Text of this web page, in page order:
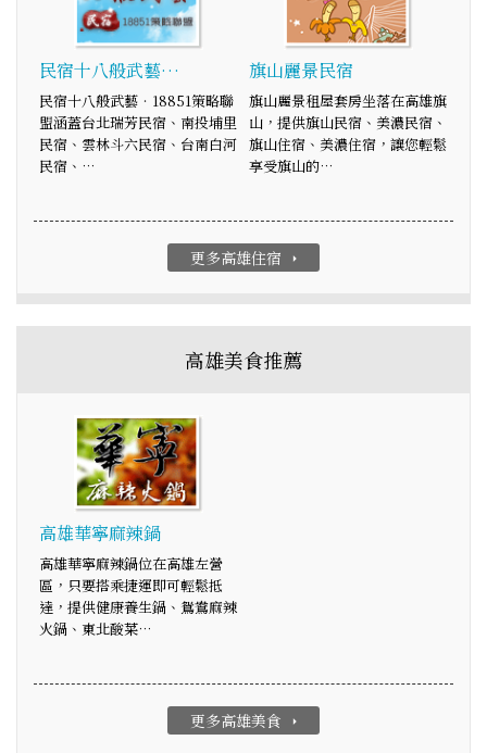
民宿十八般武藝…
民宿十八般武藝‧18851策略聯
盟涵蓋台北瑞芳民宿、南投埔里
民宿、雲林斗六民宿、台南白河
民宿、…
旗山麗景民宿
旗山麗景租屋套房坐落在高雄旗
山，提供旗山民宿、美濃民宿、
旗山住宿、美濃住宿，讓您輕鬆
享受旗山的…
更多高雄住宿 arrow_right
高雄美食推薦
高雄華寧麻辣鍋
高雄華寧麻辣鍋位在高雄左營
區，只要搭乘捷運即可輕鬆抵
達，提供健康養生鍋、鴛鴦麻辣
火鍋、東北酸菜…
更多高雄美食 arrow_right